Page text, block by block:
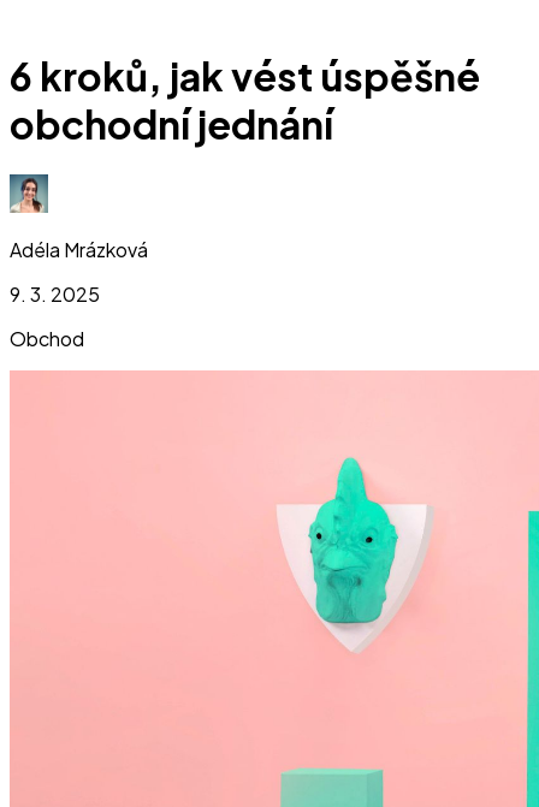
6 kroků, jak vést úspěšné
obchodní jednání
Adéla Mrázková
9. 3. 2025
Obchod